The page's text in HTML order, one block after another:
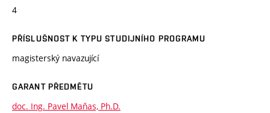
4
PŘÍSLUŠNOST K TYPU STUDIJNÍHO PROGRAMU
magisterský navazující
GARANT PŘEDMĚTU
doc. Ing. Pavel Maňas, Ph.D.